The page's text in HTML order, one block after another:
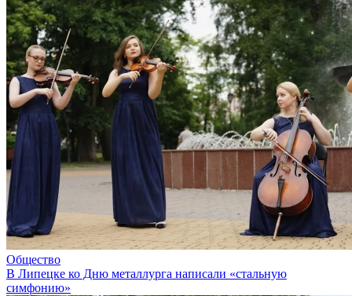
Общество
В Липецке ко Дню металлурга написали «стальную
симфонию»